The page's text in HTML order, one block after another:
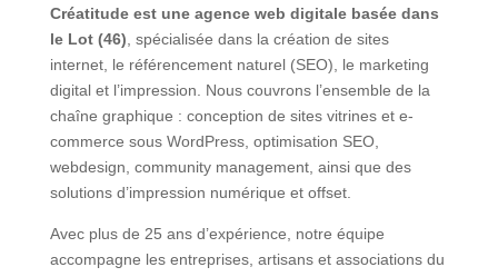
Créatitude est une agence web digitale basée dans
le Lot (46) , spécialisée dans la création de sites
internet, le référencement naturel (SEO), le marketing
digital et l’impression. Nous couvrons l’ensemble de la
chaîne graphique : conception de sites vitrines et e-
commerce sous WordPress, optimisation SEO,
webdesign, community management, ainsi que des
solutions d’impression numérique et offset.
Avec plus de 25 ans d’expérience, notre équipe
accompagne les entreprises, artisans et associations du